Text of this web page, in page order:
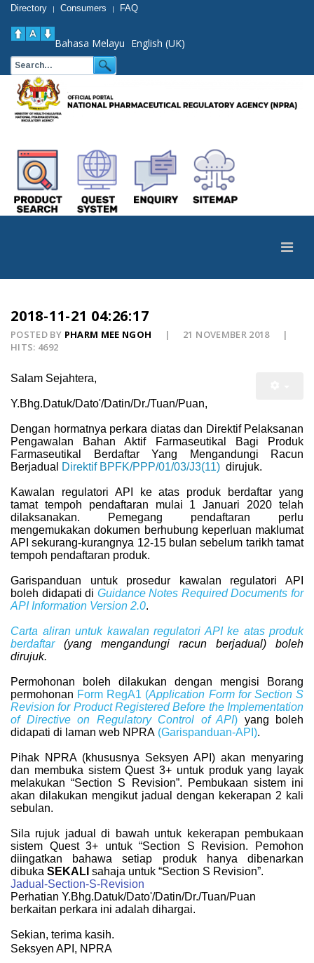
Directory | Consumers | FAQ
Bahasa Melayu English (UK)
2018-11-21 04:26:17
POSTED BY PHARM MEE NGOH
21 NOVEMBER 2018
HITS: 4692
Salam Sejahtera,
Y.Bhg.Datuk/Dato'/Datin/Dr./Tuan/Puan,
Dengan hormatnya perkara diatas dan Direktif Pelaksanan
Pengawalan Bahan Aktif Farmaseutikal Bagi Produk
Farmaseutikal Berdaftar Yang Mengandungi Racun
Berjadual
Direktif BPFK/PPP/01/03/J3(11) dirujuk.
Kawalan regulatori API ke atas produk berdaftar yang
tamat tempoh pendaftaran mulai 1 Januari 2020 telah
dilaksanakan. Pemegang pendaftaran perlu
mengemukakan dokumen berhubung keperluan maklumat
API sekurang-kurangnya 12-15 bulan sebelum tarikh tamat
tempoh pendaftaran produk.
Garispanduan untuk prosedur kawalan regulatori API
boleh didapati di Guidance Notes Required Documents for
API Information Version 2.0.
Carta aliran untuk kawalan regulatori API ke atas produk
berdaftar(yang mengandungi racun berjadual) boleh
dirujuk.
Permohonan boleh dilakukan dengan mengisi Borang
permohonan Form RegA1 (Application Form for Section S
Revision for Product Registered Before the Implementation
of Directive on Regulatory Control of API) yang boleh
didapati di laman web NPRA (Garispanduan-API).
Pihak NPRA (khususnya Seksyen API) akan menyaring
dan membuka sistem Quest 3+ untuk produk yang layak
melakukan “Section S Revision”. Pembukaan sistem ini
akan dilakukan mengikut jadual dengan kekerapan 2 kali
sebulan.
Sila rujuk jadual di bawah untuk kekerapan pembukaan
sistem Quest 3+ untuk “Section S Revision. Pemohon
diingatkan bahawa setiap produk hanya dibenarkan
dibuka SEKALI sahaja untuk “Section S Revision”.
Jadual-Section-S-Revision
Perhatian Y.Bhg.Datuk/Dato'/Datin/Dr./Tuan/Puan
berkaitan perkara ini adalah dihargai.
Sekian, terima kasih.
Seksyen API, NPRA